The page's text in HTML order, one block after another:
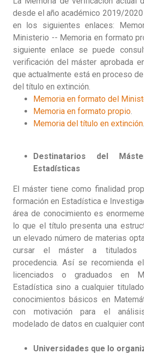
desde el año académico 2019/
en los siguientes enlaces:
Ministerio -- Memoria en formato
siguiente enlace se puede
verificación del máster aprobada
que actualmente está en proceso
del título en extinción.
Memoria en formato del
Memoria en formato propio.
Memoria del título en extinción.
Destinatarios del
Estadísticas
El máster tiene como finalidad
formación en Estadística e
área de conocimiento es
lo que el título presenta una
un elevado número de materias
cursar el máster a titulados
procedencia. Así se recomienda
licenciados o graduados en
Estadística sino a cualquier
conocimientos básicos en
con motivación para el
modelado de datos en cualquier
Universidades que lo